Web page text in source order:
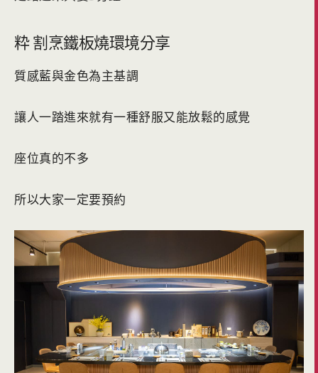
粋 割烹鐵板燒環境分享
質感藍與金色為主基調
讓人一踏進來就有一種舒服又能放鬆的感覺
座位真的不多
所以大家一定要預約